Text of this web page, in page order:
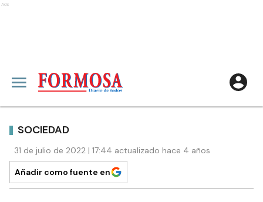
Ads
SOCIEDAD
31 de julio de 2022 | 17:44 actualizado hace 4 años
Añadir como fuente en